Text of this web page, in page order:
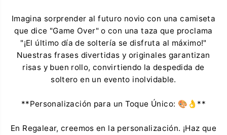
Imagina sorprender al futuro novio con una camiseta
que dice "Game Over" o con una taza que proclama
"¡El último día de soltería se disfruta al máximo!"
Nuestras frases divertidas y originales garantizan
risas y buen rollo, convirtiendo la despedida de
soltero en un evento inolvidable.
**Personalización para un Toque Único: 🎨👌**
En Regalear, creemos en la personalización. ¡Haz que